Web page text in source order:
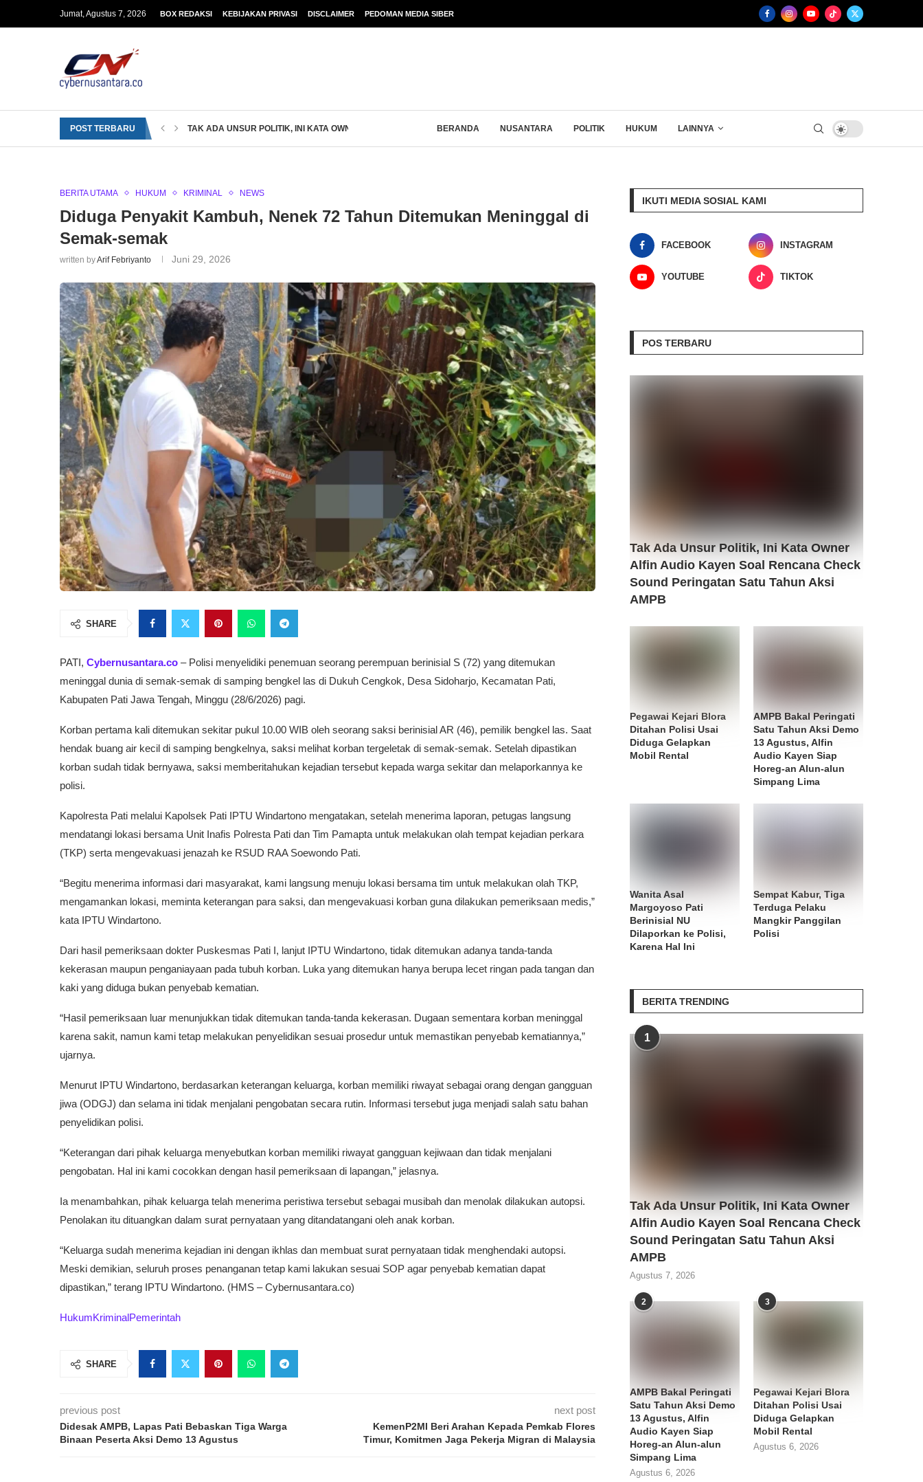
Jumat, Agustus 7, 2026 BOX REDAKSI KEBIJAKAN PRIVASI DISCLAIMER PEDOMAN MEDIA SIBER
POST TERBARU TAK ADA UNSUR POLITIK, INI KATA OWNER ALFIN... BERANDA NUSANTARA POLITIK HUKUM LAINNYA
BERITA UTAMA HUKUM KRIMINAL NEWS
Diduga Penyakit Kambuh, Nenek 72 Tahun Ditemukan Meninggal di
Semak-semak
written byArif Febriyanto Juni 29, 2026
SHARE
PATI, Cybernusantara.co – Polisi menyelidiki penemuan seorang perempuan berinisial S (72) yang ditemukan
meninggal dunia di semak-semak di samping bengkel las di Dukuh Cengkok, Desa Sidoharjo, Kecamatan Pati,
Kabupaten Pati Jawa Tengah, Minggu (28/6/2026) pagi.
Korban pertama kali ditemukan sekitar pukul 10.00 WIB oleh seorang saksi berinisial AR (46), pemilik bengkel las. Saat
hendak buang air kecil di samping bengkelnya, saksi melihat korban tergeletak di semak-semak. Setelah dipastikan
korban sudah tidak bernyawa, saksi memberitahukan kejadian tersebut kepada warga sekitar dan melaporkannya ke
polisi.
Kapolresta Pati melalui Kapolsek Pati IPTU Windartono mengatakan, setelah menerima laporan, petugas langsung
mendatangi lokasi bersama Unit Inafis Polresta Pati dan Tim Pamapta untuk melakukan olah tempat kejadian perkara
(TKP) serta mengevakuasi jenazah ke RSUD RAA Soewondo Pati.
“Begitu menerima informasi dari masyarakat, kami langsung menuju lokasi bersama tim untuk melakukan olah TKP,
mengamankan lokasi, meminta keterangan para saksi, dan mengevakuasi korban guna dilakukan pemeriksaan medis,”
kata IPTU Windartono.
Dari hasil pemeriksaan dokter Puskesmas Pati I, lanjut IPTU Windartono, tidak ditemukan adanya tanda-tanda
kekerasan maupun penganiayaan pada tubuh korban. Luka yang ditemukan hanya berupa lecet ringan pada tangan dan
kaki yang diduga bukan penyebab kematian.
“Hasil pemeriksaan luar menunjukkan tidak ditemukan tanda-tanda kekerasan. Dugaan sementara korban meninggal
karena sakit, namun kami tetap melakukan penyelidikan sesuai prosedur untuk memastikan penyebab kematiannya,”
ujarnya.
Menurut IPTU Windartono, berdasarkan keterangan keluarga, korban memiliki riwayat sebagai orang dengan gangguan
jiwa (ODGJ) dan selama ini tidak menjalani pengobatan secara rutin. Informasi tersebut juga menjadi salah satu bahan
penyelidikan polisi.
“Keterangan dari pihak keluarga menyebutkan korban memiliki riwayat gangguan kejiwaan dan tidak menjalani
pengobatan. Hal ini kami cocokkan dengan hasil pemeriksaan di lapangan,” jelasnya.
Ia menambahkan, pihak keluarga telah menerima peristiwa tersebut sebagai musibah dan menolak dilakukan autopsi.
Penolakan itu dituangkan dalam surat pernyataan yang ditandatangani oleh anak korban.
“Keluarga sudah menerima kejadian ini dengan ikhlas dan membuat surat pernyataan tidak menghendaki autopsi.
Meski demikian, seluruh proses penanganan tetap kami lakukan sesuai SOP agar penyebab kematian dapat
dipastikan,” terang IPTU Windartono. (HMS – Cybernusantara.co)
HukumKriminalPemerintah
SHARE
previous post
Didesak AMPB, Lapas Pati Bebaskan Tiga Warga
Binaan Peserta Aksi Demo 13 Agustus
next post
KemenP2MI Beri Arahan Kepada Pemkab Flores
Timur, Komitmen Jaga Pekerja Migran di Malaysia
IKUTI MEDIA SOSIAL KAMI
FACEBOOK INSTAGRAM
YOUTUBE TIKTOK
POS TERBARU
Tak Ada Unsur Politik, Ini Kata Owner
Alfin Audio Kayen Soal Rencana Check
Sound Peringatan Satu Tahun Aksi
AMPB
Pegawai Kejari Blora
Ditahan Polisi Usai
Diduga Gelapkan
Mobil Rental
AMPB Bakal Peringati
Satu Tahun Aksi Demo
13 Agustus, Alfin
Audio Kayen Siap
Horeg-an Alun-alun
Simpang Lima
Wanita Asal
Margoyoso Pati
Berinisial NU
Dilaporkan ke Polisi,
Karena Hal Ini
Sempat Kabur, Tiga
Terduga Pelaku
Mangkir Panggilan
Polisi
BERITA TRENDING
1
Tak Ada Unsur Politik, Ini Kata Owner
Alfin Audio Kayen Soal Rencana Check
Sound Peringatan Satu Tahun Aksi
AMPB
Agustus 7, 2026
2
AMPB Bakal Peringati
Satu Tahun Aksi Demo
13 Agustus, Alfin
Audio Kayen Siap
Horeg-an Alun-alun
Simpang Lima
Agustus 6, 2026
3
Pegawai Kejari Blora
Ditahan Polisi Usai
Diduga Gelapkan
Mobil Rental
Agustus 6, 2026